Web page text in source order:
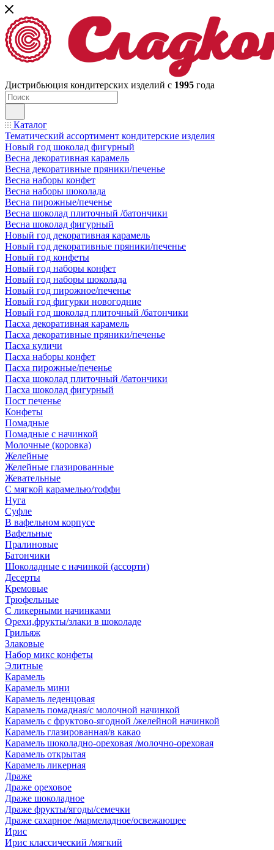
Дистрибьюция кондитерских изделий с 1995 года
Каталог
Тематический ассортимент кондитерские изделия
Новый год шоколад фигурный
Весна декоративная карамель
Весна декоративные пряники/печенье
Весна наборы конфет
Весна наборы шоколада
Весна пирожные/печенье
Весна шоколад плиточный /батончики
Весна шоколад фигурный
Новый год декоративная карамель
Новый год декоративные пряники/печенье
Новый год конфеты
Новый год наборы конфет
Новый год наборы шоколада
Новый год пирожное/печенье
Новый год фигурки новогодние
Новый год шоколад плиточный /батончики
Пасха декоративная карамель
Пасха декоративные пряники/печенье
Пасха куличи
Пасха наборы конфет
Пасха пирожные/печенье
Пасха шоколад плиточный /батончики
Пасха шоколад фигурный
Пост печенье
Конфеты
Помадные
Помадные с начинкой
Молочные (коровка)
Желейные
Желейные глазированные
Жевательные
С мягкой карамелью/тоффи
Нуга
Суфле
В вафельном корпусе
Вафельные
Пралиновые
Батончики
Шоколадные с начинкой (ассорти)
Десерты
Кремовые
Трюфельные
С ликерными начинками
Орехи,фрукты/злаки в шоколаде
Грильяж
Злаковые
Набор микс конфеты
Элитные
Карамель
Карамель мини
Карамель леденцовая
Карамель помадная/с молочной начинкой
Карамель с фруктово-ягодной /желейной начинкой
Карамель глазированная/в какао
Карамель шоколадно-ореховая /молочно-ореховая
Карамель открытая
Карамель ликерная
Драже
Драже ореховое
Драже шоколадное
Драже фрукты/ягоды/семечки
Драже сахарное /мармеладное/освежающее
Ирис
Ирис классический /мягкий